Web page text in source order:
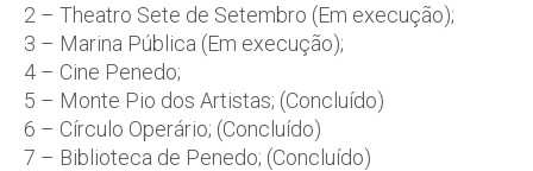
2 – Theatro Sete de Setembro (Em execução);
3 – Marina Pública (Em execução);
4 – Cine Penedo;
5 – Monte Pio dos Artistas; (Concluído)
6 – Círculo Operário; (Concluído)
7 – Biblioteca de Penedo; (Concluído)